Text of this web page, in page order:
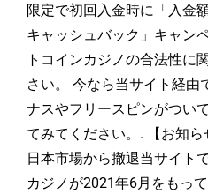
限定で初回入金時に「入金
キャッシュバック」キャン
トコインカジノの合法性に
さい。
今なら当サイト経由
ナスやフリースピンがつい
てみてください。. 【お知
日本市場から撤退当サイト
カジノが2021年6月をもっ